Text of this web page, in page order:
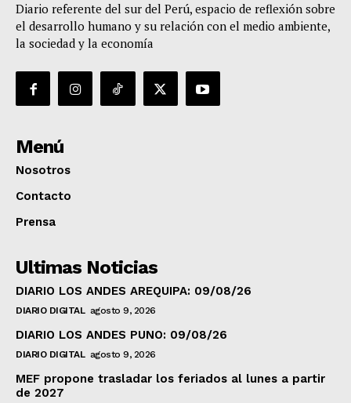
Diario referente del sur del Perú, espacio de reflexión sobre
el desarrollo humano y su relación con el medio ambiente,
la sociedad y la economía
Menú
Nosotros
Contacto
Prensa
Ultimas Noticias
DIARIO LOS ANDES AREQUIPA: 09/08/26
DIARIO DIGITAL agosto 9, 2026
DIARIO LOS ANDES PUNO: 09/08/26
DIARIO DIGITAL agosto 9, 2026
MEF propone trasladar los feriados al lunes a partir
de 2027